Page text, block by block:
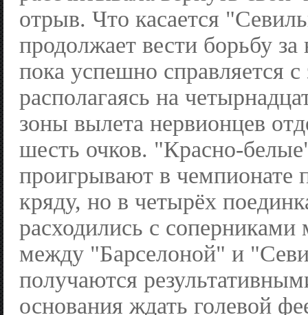
отрыв. Что касается
продолжает вести борьбу
пока успешно справляется с
располагаясь на
зоны вылета нервионцев
шесть очков. "Красно-
проигрывают в чемпионате
кряду, но в четырёх
расходились с
между "Барселоной" и
получаются
основания ждать голевой